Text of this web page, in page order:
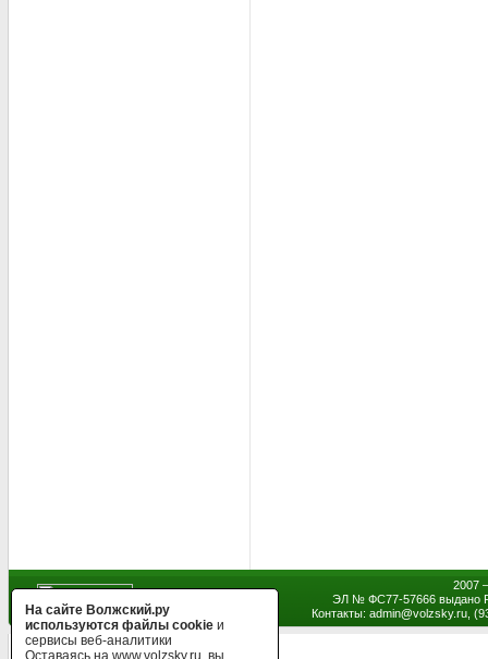
2007
ЭЛ № ФС77-57666 выдано
Контакты: admin@volzsky.ru,
На сайте Волжский.ру
используются файлы cookie и
сервисы веб-аналитики
Оставаясь на www.volzsky.ru, вы